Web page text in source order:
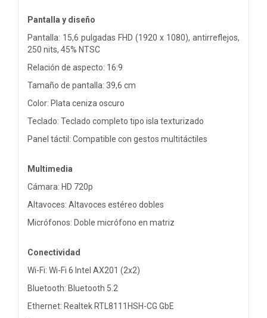
Pantalla y diseño
Pantalla: 15,6 pulgadas FHD (1920 x 1080), antirreflejos,
250 nits, 45% NTSC
Relación de aspecto: 16:9
Tamaño de pantalla: 39,6 cm
Color: Plata ceniza oscuro
Teclado: Teclado completo tipo isla texturizado
Panel táctil: Compatible con gestos multitáctiles
Multimedia
Cámara: HD 720p
Altavoces: Altavoces estéreo dobles
Micrófonos: Doble micrófono en matriz
Conectividad
Wi-Fi: Wi-Fi 6 Intel AX201 (2x2)
Bluetooth: Bluetooth 5.2
Ethernet: Realtek RTL8111HSH-CG GbE